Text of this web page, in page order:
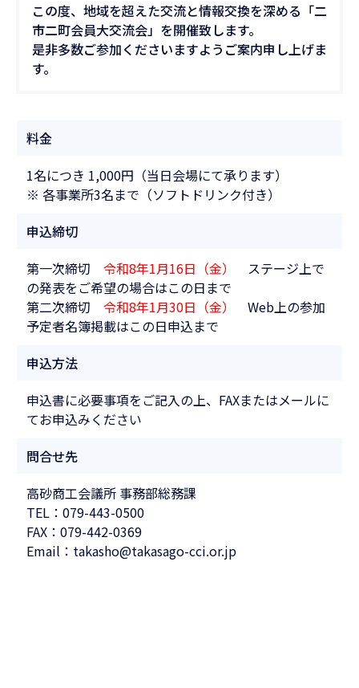
この度、地域を超えた交流と情報交換を深める「二
市二町会員大交流会」を開催致します。
是非多数ご参加くださいますようご案内申し上げま
す。
料金
1名につき 1,000円（当日会場にて承ります）
※ 各事業所3名まで（ソフトドリンク付き）
申込締切
第一次締切 令和8年1月16日（金）
ステージ上で
の発表をご希望の場合はこの日まで
第二次締切 令和8年1月30日（金） Web上の参加
予定者名簿掲載はこの日申込まで
申込方法
申込書に必要事項をご記入の上、FAXまたはメールに
てお申込みください
問合せ先
高砂商工会議所 事務部総務課
TEL：079-443-0500
FAX：079-442-0369
Email：takasho@takasago-cci.or.jp